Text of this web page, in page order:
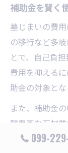
補助金を賢く
墓じまいの費
の移行など多
とで、自己負
費用を抑える
助金の対象と
また、補助金
験豊富な石材
ラブルを防ぐ
099-